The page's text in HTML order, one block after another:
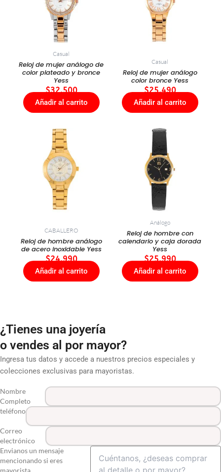
Casual
Reloj de mujer análogo de
color plateado y bronce
Yess
$32.500
Añadir al carrito
Casual
Reloj de mujer análogo
color bronce Yess
$25.490
Añadir al carrito
CABALLERO
Reloj de hombre análogo
de acero inoxidable Yess
$24.990
Añadir al carrito
Análogo
Reloj de hombre con
calendario y caja dorada
Yess
$25.990
Añadir al carrito
¿Tienes una joyería
o vendes al por mayor?
Ingresa tus datos y accede a nuestros precios especiales y
colecciones exclusivas para mayoristas.
Nombre
Completo
teléfono
Correo
electrónico
Envianos un mensaje
mencionando si eres
mayorista.